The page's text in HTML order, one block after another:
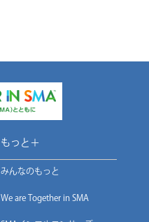
もっと＋
みんなのもっと
We are Together in SMA